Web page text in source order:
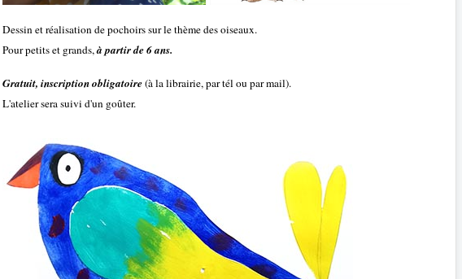
Dessin et réalisation de pochoirs sur le thème des oiseaux.
Pour petits et grands,à partir de 6 ans.
Gratuit, inscription obligatoire(à la librairie, par tél ou par mail).
L'atelier sera suivi d'un goûter.